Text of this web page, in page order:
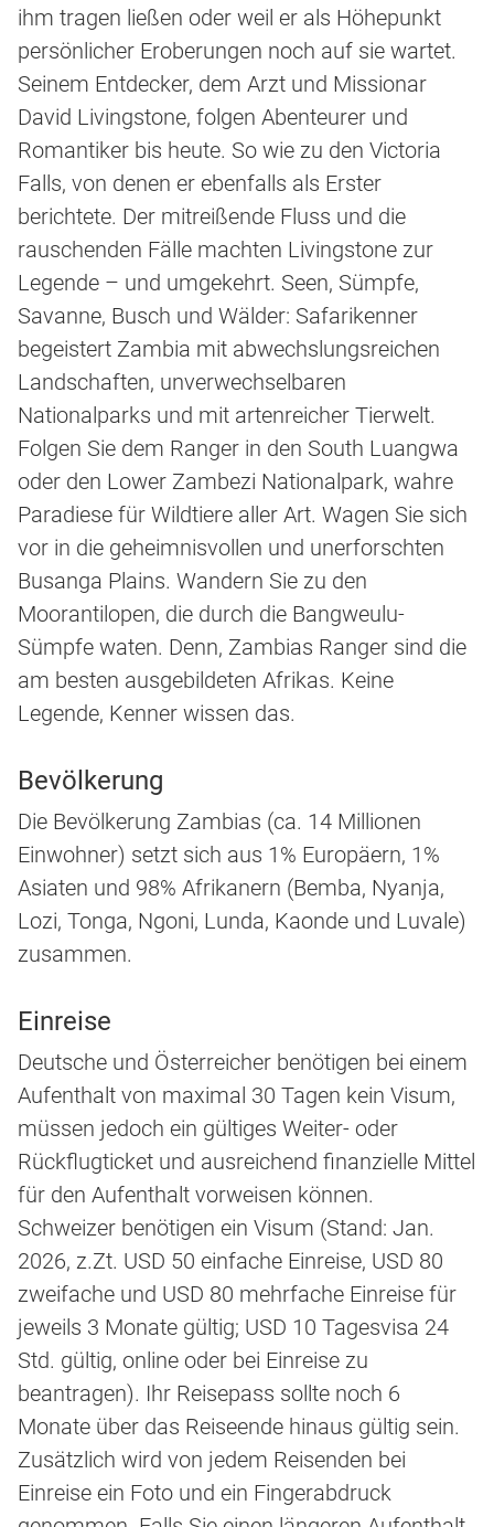
ihm tragen ließen oder weil er als Höhepunkt
persönlicher Eroberungen noch auf sie wartet.
Seinem Entdecker, dem Arzt und Missionar
David Livingstone, folgen Abenteurer und
Romantiker bis heute. So wie zu den Victoria
Falls, von denen er ebenfalls als Erster
berichtete. Der mitreißende Fluss und die
rauschenden Fälle machten Livingstone zur
Legende – und umgekehrt. Seen, Sümpfe,
Savanne, Busch und Wälder: Safarikenner
begeistert Zambia mit abwechslungsreichen
Landschaften, unverwechselbaren
Nationalparks und mit artenreicher Tierwelt.
Folgen Sie dem Ranger in den South Luangwa
oder den Lower Zambezi Nationalpark, wahre
Paradiese für Wildtiere aller Art. Wagen Sie sich
vor in die geheimnisvollen und unerforschten
Busanga Plains. Wandern Sie zu den
Moorantilopen, die durch die Bangweulu-
Sümpfe waten. Denn, Zambias Ranger sind die
am besten ausgebildeten Afrikas. Keine
Legende, Kenner wissen das.
Bevölkerung
Die Bevölkerung Zambias (ca. 14 Millionen
Einwohner) setzt sich aus 1% Europäern, 1%
Asiaten und 98% Afrikanern (Bemba, Nyanja,
Lozi, Tonga, Ngoni, Lunda, Kaonde und Luvale)
zusammen.
Einreise
Deutsche und Österreicher benötigen bei einem
Aufenthalt von maximal 30 Tagen kein Visum,
müssen jedoch ein gültiges Weiter- oder
Rückflugticket und ausreichend finanzielle Mittel
für den Aufenthalt vorweisen können.
Schweizer benötigen ein Visum (Stand: Jan.
2026, z.Zt. USD 50 einfache Einreise, USD 80
zweifache und USD 80 mehrfache Einreise für
jeweils 3 Monate gültig; USD 10 Tagesvisa 24
Std. gültig, online oder bei Einreise zu
beantragen). Ihr Reisepass sollte noch 6
Monate über das Reiseende hinaus gültig sein.
Zusätzlich wird von jedem Reisenden bei
Einreise ein Foto und ein Fingerabdruck